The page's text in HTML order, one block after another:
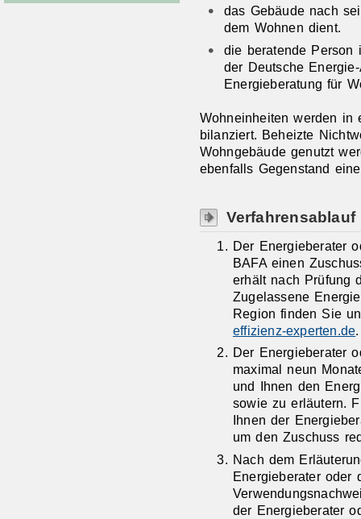
das Gebäude nach
dem Wohnen dient.
die beratende Person
der Deutsche
Energieberatung für
Wohneinheiten werden in
bilanziert. Beheizte
Wohngebäude genutzt
ebenfalls Gegenstand
Verfahrensablauf
Der Energieberater
BAFA einen
erhält nach Prüfung
Zugelassene
Region finden Sie
effizienz-experten.de
Der Energieberater
maximal neun
und Ihnen den
sowie zu erläutern.
Ihnen der
um den Zuschuss
Nach dem
Energieberater oder
der Energieberater